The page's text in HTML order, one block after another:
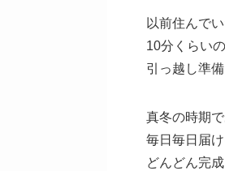
以前住んで
10分くらい
引っ越し準
真冬の時期
毎日毎日届
どんどん完